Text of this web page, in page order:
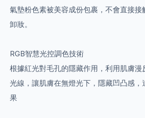
氣墊粉色素被美容成份包裹，不會直接接
卸妝。
RGB智慧光控調色技術
根據紅光對毛孔的隱藏作用，利用肌膚漫
光線，讓肌膚在無燈光下，隱藏凹凸感，
果